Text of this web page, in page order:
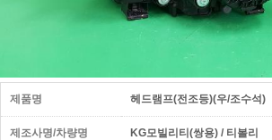
제품명 헤드램프(전조등)(우/조수석)
제조사명/차량명 KG모빌리티(쌍용) / 티볼리